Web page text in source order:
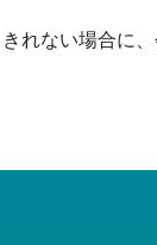
れない場合に